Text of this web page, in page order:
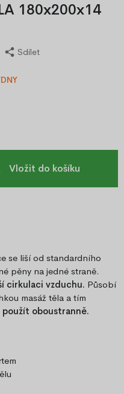
180x200x14
Sdílet
Vložit do košíku
se liší od standardního
pěny na jedné straně.
cirkulaci vzduchu. Působí
masáž těla a tím
použít oboustranně.